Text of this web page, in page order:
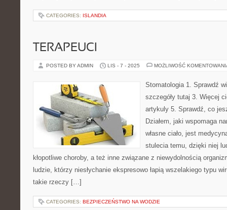
CATEGORIES: ISLANDIA
TERAPEUCI
POSTED BY ADMIN LIS - 7 - 2025 MOŻLIWOŚĆ
Stomatologia 1. Sprawdź
szczegóły tutaj 3. Więcej
artykuly 5. Sprawdź, co
Działem, jaki wspomaga
własne ciało, jest
stulecia temu, dzięki niej
kłopotliwe choroby, a też inne związane z niewydolnością
ludzie, którzy niesłychanie ekspresowo łapią wszelakiego typu
takie rzeczy […]
CATEGORIES: BEZPIECZEŃSTWO NA WODZIE